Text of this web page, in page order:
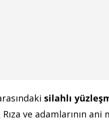
silahlı
ve adamlarının